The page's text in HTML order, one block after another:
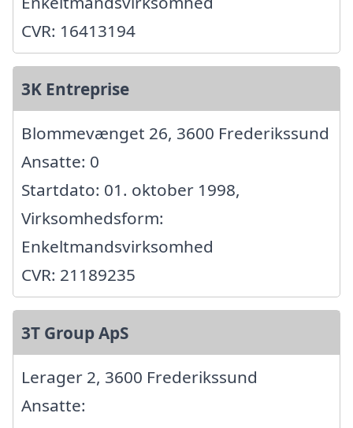
CVR: 16413194
3K Entreprise
Blommevænget 26, 3600 Frederikssund
Ansatte: 0
Startdato: 01. oktober 1998,
Virksomhedsform:
Enkeltmandsvirksomhed
CVR: 21189235
3T Group ApS
Lerager 2, 3600 Frederikssund
Ansatte: